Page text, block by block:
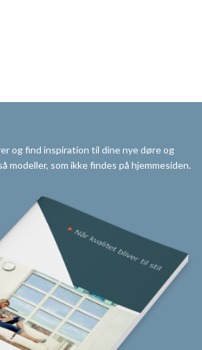
og find inspiration til dine nye døre og
modeller, som ikke findes på hjemmesiden.